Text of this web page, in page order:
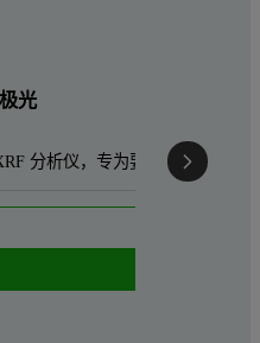
光
分析仪，专为要求严苛的实验